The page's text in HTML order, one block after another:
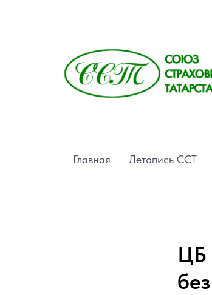
Главная Летопись ССТ
ЦБ